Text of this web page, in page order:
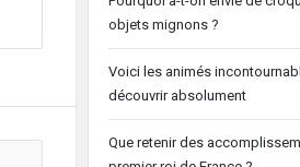
objets mignons ?
Voici les animés
découvrir absolument
Que retenir des